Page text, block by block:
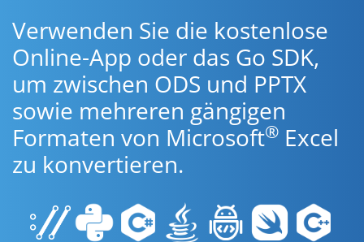
Verwenden Sie die kostenlose
Online-App oder das Go SDK,
um zwischen ODS und PPTX
sowie mehreren gängigen
Formaten von Microsoft® Excel
zu konvertieren.